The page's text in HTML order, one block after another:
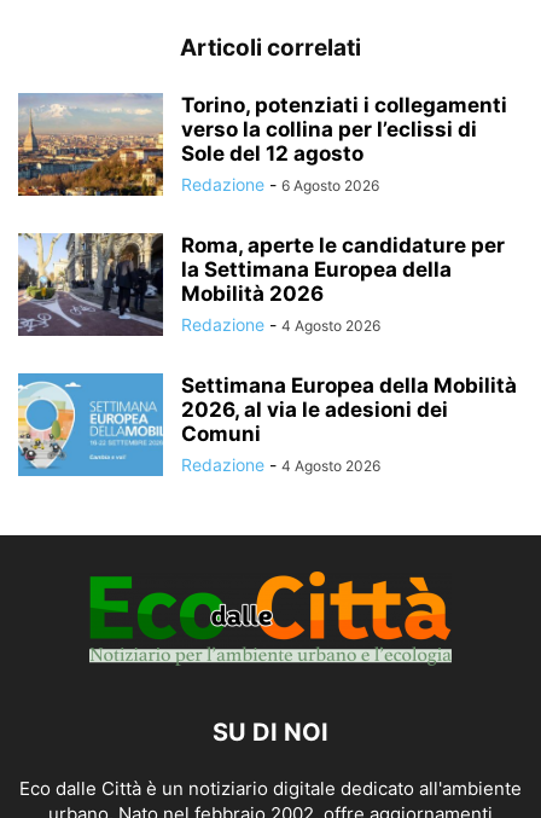
Articoli correlati
Torino, potenziati i collegamenti
verso la collina per l’eclissi di
Sole del 12 agosto
Redazione - 6 Agosto 2026
Roma, aperte le candidature per
la Settimana Europea della
Mobilità 2026
Redazione - 4 Agosto 2026
Settimana Europea della Mobilità
2026, al via le adesioni dei
Comuni
Redazione - 4 Agosto 2026
SU DI NOI
Eco dalle Città è un notiziario digitale dedicato all'ambiente
urbano. Nato nel febbraio 2002, offre aggiornamenti